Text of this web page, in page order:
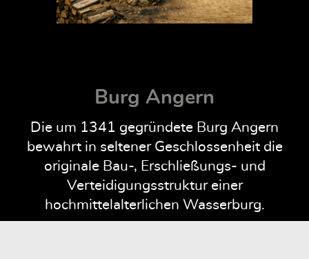
Burg Angern
Die um 1341 gegründete Burg Angern
bewahrt in seltener Geschlossenheit die
originale Bau-, Erschließungs- und
Verteidigungsstruktur einer
hochmittelalterlichen Wasserburg.